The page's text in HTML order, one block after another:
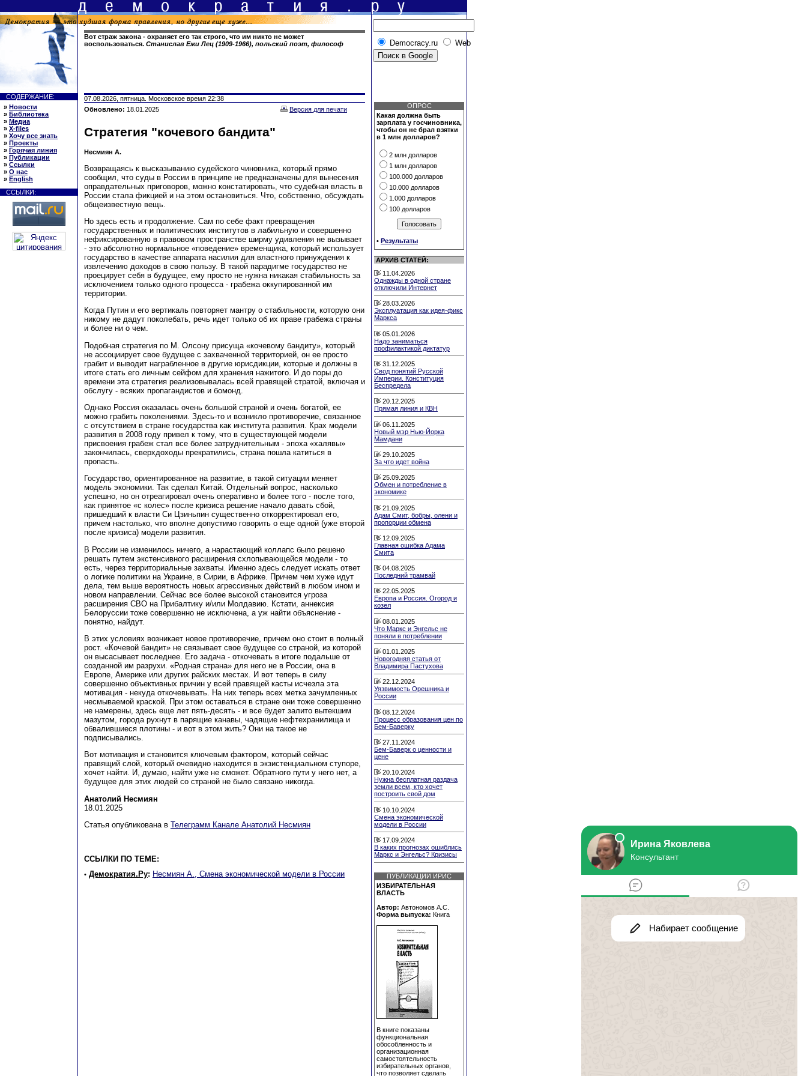
Вот страж закона - охраняет его так строго, что им никто не может
воспользоваться. Станислав Ежи Лец (1909-1966), польский поэт, философ Democracy.ru Web
СОДЕРЖАНИЕ:
» Новости
» Библиотека
» Медиа
» X-files
» Хочу все знать
» Проекты
» Горячая линия
» Публикации
» Ссылки
» О нас
» English
ССЫЛКИ:
07.08.2026, пятница. Московское время 22:38
Обновлено: 18.01.2025 Версия для печати
Стратегия "кочевого бандита"
Несмиян А.
Возвращаясь к высказыванию судейского чиновника, который прямо
сообщил, что суды в России в принципе не предназначены для вынесения
оправдательных приговоров, можно констатировать, что судебная власть в
России стала фикцией и на этом остановиться. Что, собственно, обсуждать
общеизвестную вещь.
Но здесь есть и продолжение. Сам по себе факт превращения
государственных и политических институтов в лабильную и совершенно
нефиксированную в правовом пространстве ширму удивления не вызывает
- это абсолютно нормальное «поведение» временщика, который использует
государство в качестве аппарата насилия для властного принуждения к
извлечению доходов в свою пользу. В такой парадигме государство не
проецирует себя в будущее, ему просто не нужна никакая стабильность за
исключением только одного процесса - грабежа оккупированной им
территории.
Когда Путин и его вертикаль повторяет мантру о стабильности, которую они
никому не дадут поколебать, речь идет только об их праве грабежа страны
и более ни о чем.
Подобная стратегия по М. Олсону присуща «кочевому бандиту», который
не ассоциирует свое будущее с захваченной территорией, он ее просто
грабит и выводит награбленное в другие юрисдикции, которые и должны в
итоге стать его личным сейфом для хранения нажитого. И до поры до
времени эта стратегия реализовывалась всей правящей стратой, включая и
обслугу - всяких пропагандистов и бомонд.
Однако Россия оказалась очень большой страной и очень богатой, ее
можно грабить поколениями. Здесь-то и возникло противоречие, связанное
с отсутствием в стране государства как института развития. Крах модели
развития в 2008 году привел к тому, что в существующей модели
присвоения грабеж стал все более затруднительным - эпоха «халявы»
закончилась, сверхдоходы прекратились, страна пошла катиться в
пропасть.
Государство, ориентированное на развитие, в такой ситуации меняет
модель экономики. Так сделал Китай. Отдельный вопрос, насколько
успешно, но он отреагировал очень оперативно и более того - после того,
как принятое «с колес» после кризиса решение начало давать сбой,
пришедший к власти Си Цзиньпин существенно откорректировал его,
причем настолько, что вполне допустимо говорить о еще одной (уже второй
после кризиса) модели развития.
В России не изменилось ничего, а нарастающий коллапс было решено
решать путем экстенсивного расширения схлопывающейся модели - то
есть, через территориальные захваты. Именно здесь следует искать ответ
о логике политики на Украине, в Сирии, в Африке. Причем чем хуже идут
дела, тем выше вероятность новых агрессивных действий в любом ином и
новом направлении. Сейчас все более высокой становится угроза
расширения СВО на Прибалтику и/или Молдавию. Кстати, аннексия
Белоруссии тоже совершенно не исключена, а уж найти объяснение -
понятно, найдут.
В этих условиях возникает новое противоречие, причем оно стоит в полный
рост. «Кочевой бандит» не связывает свое будущее со страной, из которой
он высасывает последнее. Его задача - откочевать в итоге подальше от
созданной им разрухи. «Родная страна» для него не в России, она в
Европе, Америке или других райских местах. И вот теперь в силу
совершенно объективных причин у всей правящей касты исчезла эта
мотивация - некуда откочевывать. На них теперь всех метка зачумленных
несмываемой краской. При этом оставаться в стране они тоже совершенно
не намерены, здесь еще лет пять-десять - и все будет залито вытекшим
мазутом, города рухнут в парящие канавы, чадящие нефтехранилища и
обвалившиеся плотины - и вот в этом жить? Они на такое не
подписывались.
Вот мотивация и становится ключевым фактором, который сейчас
правящий слой, который очевидно находится в экзистенциальном ступоре,
хочет найти. И, думаю, найти уже не сможет. Обратного пути у него нет, а
будущее для этих людей со страной не было связано никогда.
Анатолий Несмиян
18.01.2025
Статья опубликована в Телеграмм Канале Анатолий Несмиян
ССЫЛКИ ПО ТЕМЕ:
• Демократия.Ру: Несмиян А., Смена экономической модели в России
ОПРОС
Какая должна быть
зарплата у госчиновника,
чтобы он не брал взятки
в 1 млн долларов?
2 млн долларов
1 млн долларов
100.000 долларов
10.000 долларов
1.000 долларов
100 долларов
• Результаты
АРХИВ СТАТЕЙ:
11.04.2026
Однажды в одной стране
отключили Интернет
28.03.2026
Эксплуатация как идея-фикс
Маркса
05.01.2026
Надо заниматься
профилактикой диктатур
31.12.2025
Свод понятий Русской
Империи. Конституция
Беспредела
20.12.2025
Прямая линия и КВН
06.11.2025
Новый мэр Нью-Йорка
Мамдани
29.10.2025
За что идет война
25.09.2025
Обмен и потребление в
экономике
21.09.2025
Адам Смит, бобры, олени и
пропорции обмена
12.09.2025
Главная ошибка Адама
Смита
04.08.2025
Последний трамвай
22.05.2025
Европа и Россия. Огород и
козел
08.01.2025
Что Маркс и Энгельс не
поняли в потреблении
01.01.2025
Новогодняя статья от
Владимира Пастухова
22.12.2024
Уязвимость Орешника и
России
08.12.2024
Процесс образования цен по
Бем-Баверку
27.11.2024
Бем-Баверк о ценности и
цене
20.10.2024
Нужна бесплатная раздача
земли всем, кто хочет
построить свой дом
10.10.2024
Смена экономической
модели в России
17.09.2024
В каких прогнозах ошиблись
Маркс и Энгельс? Кризисы
ПУБЛИКАЦИИ ИРИС
ИЗБИРАТЕЛЬНАЯ
ВЛАСТЬ
Автор: Автономов А.С.
Форма выпуска: Книга
В книге показаны
функциональная
обособленность и
организационная
самостоятельность
избирательных органов,
что позволяет сделать